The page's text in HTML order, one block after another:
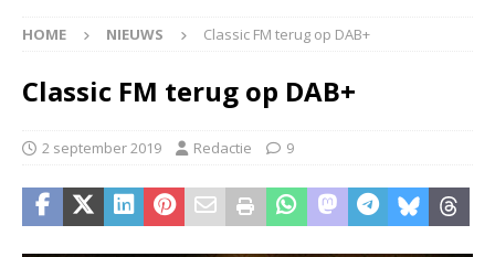
HOME NIEUWS Classic FM terug op DAB+
Classic FM terug op DAB+
2 september 2019 Redactie 9